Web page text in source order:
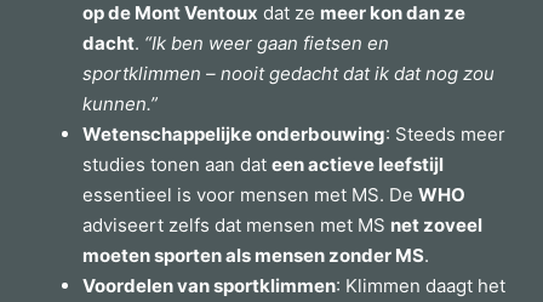
op de Mont Ventoux dat ze meer kon dan ze
dacht. “Ik ben weer gaan fietsen en
sportklimmen – nooit gedacht dat ik dat nog zou
kunnen.”
Wetenschappelijke onderbouwing: Steeds meer
studies tonen aan dat een actieve leefstijl
essentieel is voor mensen met MS. De WHO
adviseert zelfs dat mensen met MS net zoveel
moeten sporten als mensen zonder MS.
Voordelen van sportklimmen: Klimmen daagt het